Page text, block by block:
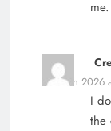
me.
7 March 2026
I
the